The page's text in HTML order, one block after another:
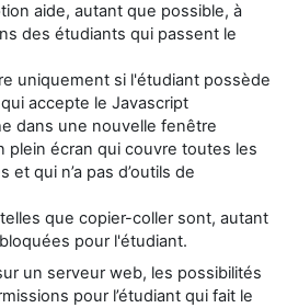
aide, autant que possible, à
des étudiants qui passent le
uniquement si l'étudiant possède
accepte le Javascript
dans une nouvelle fenêtre
plein écran qui couvre toutes les
et qui n’a pas d’outils de
que copier-coller sont, autant
pour l'étudiant.
un serveur web, les possibilités
pour l’étudiant qui fait le